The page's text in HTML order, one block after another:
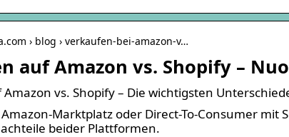
› blog › verkaufen-bei-amazon-v…
auf Amazon vs. Shopify –
vs. Shopify – Die wichtigsten
Marktplatz oder Direct-To-Consumer mit
beider Plattformen.